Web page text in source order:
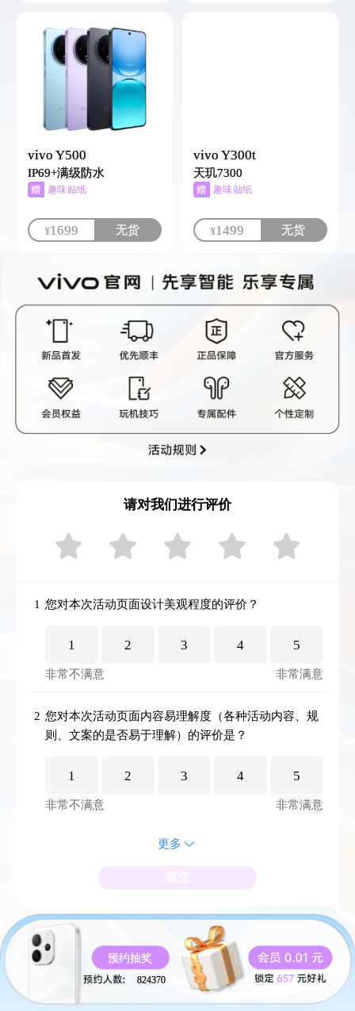
vivo Y500
IP69+满级防水
赠 趣味贴纸
¥1699 无货
vivo Y300t
天玑7300
赠 趣味贴纸
¥1499 无货
预约抽奖
824370
请对我们进行评价
1 您对本次活动页面设计美观程度的评价？
1 2 3 4 5
非常不满意 非常满意
2 您对本次活动页面内容易理解度（各种活动内容、规
则、文案的是否易于理解）的评价是？
1 2 3 4 5
非常不满意 非常满意
更多